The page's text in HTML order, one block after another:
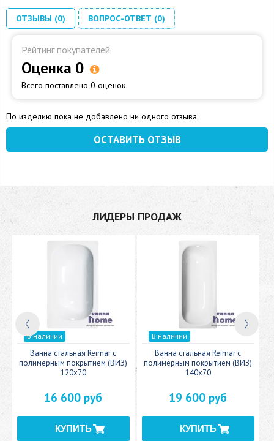
ОТЗЫВЫ (0) ВОПРОС-ОТВЕТ (0)
Рейтинг покупателей
Оценка 0
Всего поставлено 0 оценок
По изделию пока не добавлено ни одного отзыва.
ОСТАВИТЬ ОТЗЫВ
ЛИДЕРЫ ПРОДАЖ
В наличии
Ванна стальная Reimar с
полимерным покрытием (ВИЗ)
120x70
16 600 руб
В наличии
Ванна стальная Reimar с
полимерным покрытием (ВИЗ)
140x70
19 600 руб